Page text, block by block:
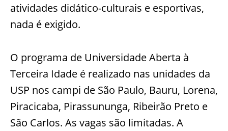
atividades didático-culturais e esportivas,
nada é exigido.
O programa de Universidade Aberta à
Terceira Idade é realizado nas unidades da
USP nos campi de São Paulo, Bauru, Lorena,
Piracicaba, Pirassununga, Ribeirão Preto e
São Carlos. As vagas são limitadas. A